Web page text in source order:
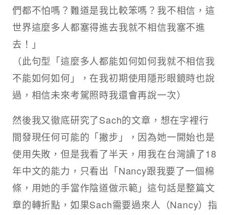
們都不怕嗎？難道是我比較笨嗎？我不相信，這
世界這麼多人都塞得進去我就不相信我塞不進
去！」
（此句型「這麼多人都能如何如何我就不相信我
不能如何如何」，在我初期使用隱形眼鏡時也說
過，相信未來考駕照時我還會再說一次）
然後我又徹底研究了Sach的文章，想在字裡行
間發現任何可能的「撇步」，因為她一開始也是
使用失敗，但是我看了半天，用我在台灣讀了18
年中文的能力，只看出「Nancy跟我要了一個棉
條，用她的手當作陰道做示範」這句話是整篇文
章的轉折點，如果Sach需要過來人（Nancy）指